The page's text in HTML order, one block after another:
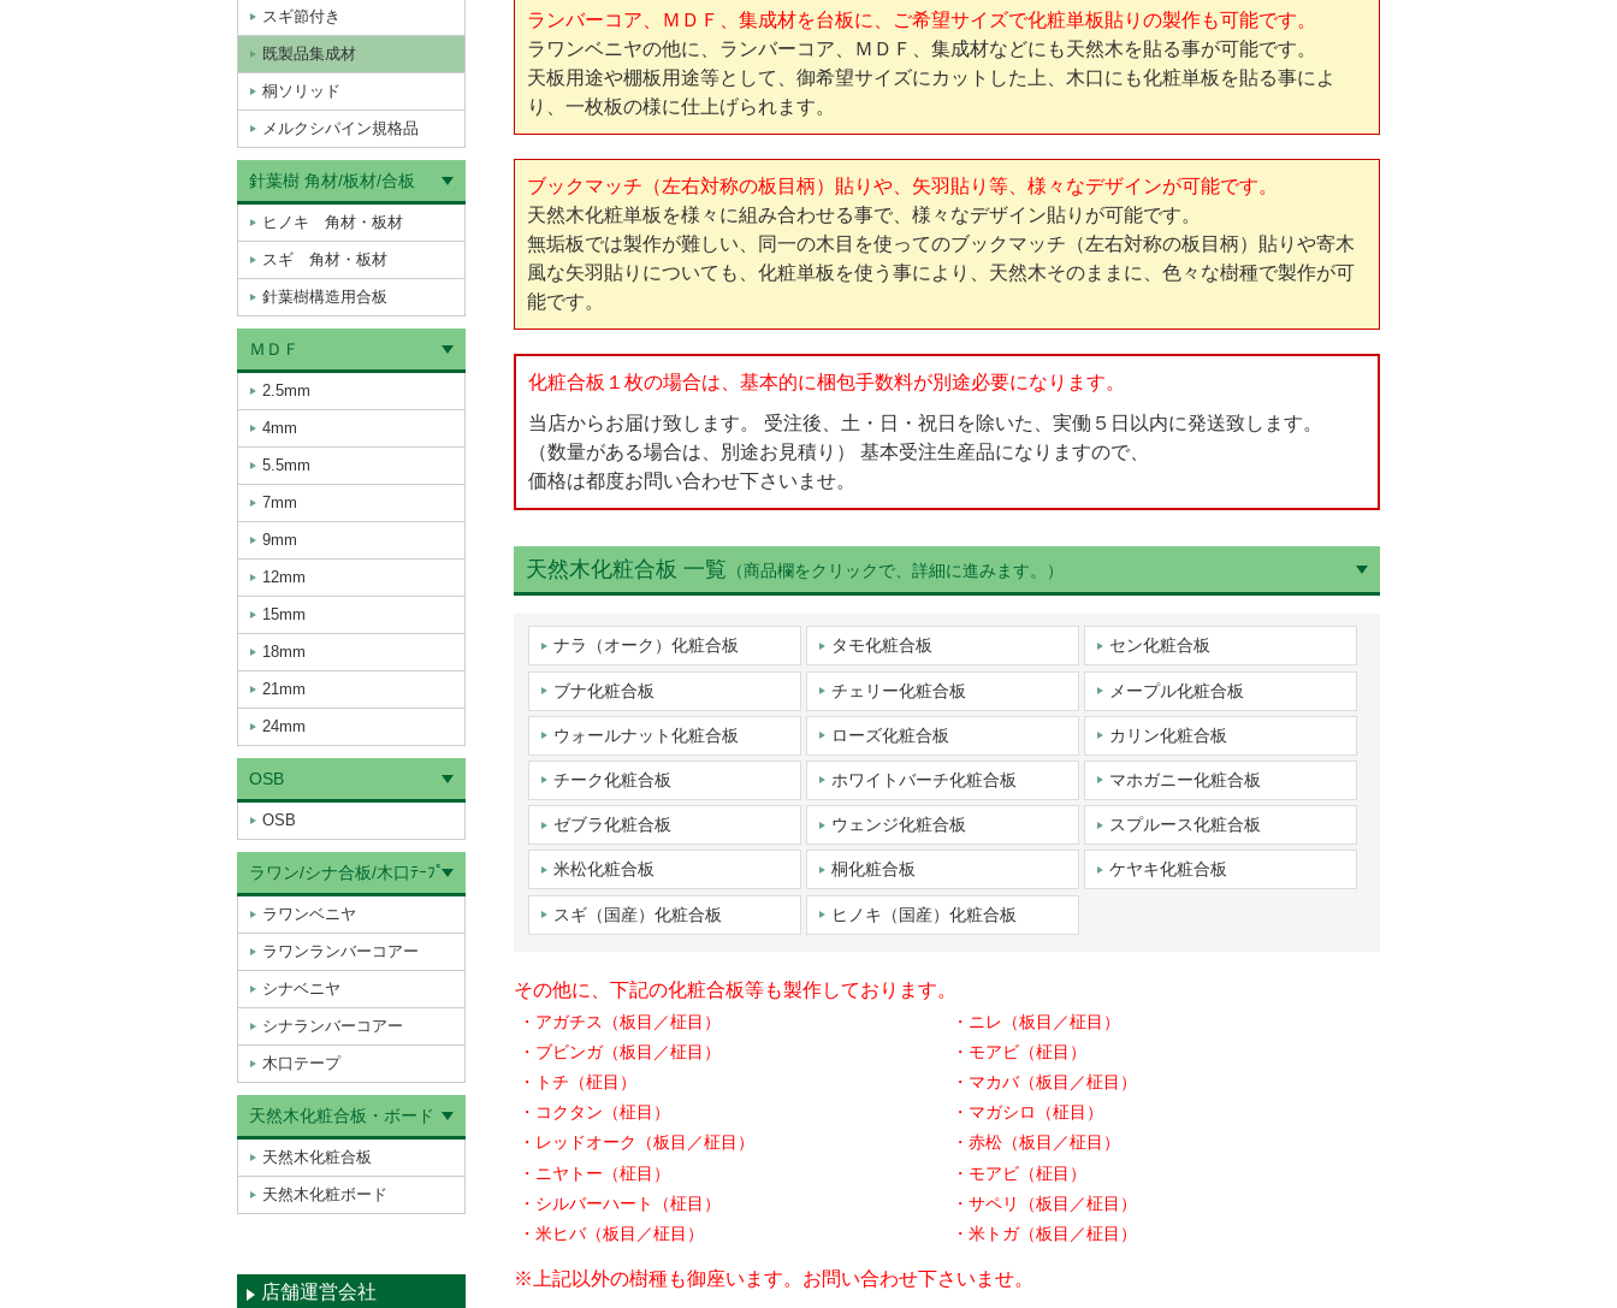
ランバーコア、ＭＤＦ、集成材を台板に、ご希望サイズで化粧単板貼りの製作も可能です。
ラワンベニヤの他に、ランバーコア、ＭＤＦ、集成材などにも天然木を貼る事が可能です。
天板用途や棚板用途等として、御希望サイズにカットした上、木口にも化粧単板を貼る事によ
り、一枚板の様に仕上げられます。
ブックマッチ（左右対称の板目柄）貼りや、矢羽貼り等、様々なデザインが可能です。
天然木化粧単板を様々に組み合わせる事で、様々なデザイン貼りが可能です。
無垢板では製作が難しい、同一の木目を使ってのブックマッチ（左右対称の板目柄）貼りや寄木
風な矢羽貼りについても、化粧単板を使う事により、天然木そのままに、色々な樹種で製作が可
能です。
化粧合板１枚の場合は、基本的に梱包手数料が別途必要になります。
当店からお届け致します。 受注後、土・日・祝日を除いた、実働５日以内に発送致します。
（数量がある場合は、別途お見積り） 基本受注生産品になりますので、
価格は都度お問い合わせ下さいませ。
天然木化粧合板 一覧 （商品欄をクリックで、詳細に進みます。）
ナラ（オーク）化粧合板 タモ化粧合板 セン化粧合板
ブナ化粧合板 チェリー化粧合板 メープル化粧合板
ウォールナット化粧合板 ローズ化粧合板 カリン化粧合板
チーク化粧合板 ホワイトバーチ化粧合板 マホガニー化粧合板
ゼブラ化粧合板 ウェンジ化粧合板 スプルース化粧合板
米松化粧合板 桐化粧合板 ケヤキ化粧合板
スギ（国産）化粧合板 ヒノキ（国産）化粧合板
その他に、下記の化粧合板等も製作しております。
・アガチス（板目／柾目）
・ニレ（板目／柾目）
・ブビンガ（板目／柾目）
・モアビ（柾目）
・トチ（柾目）
・マカバ（板目／柾目）
・コクタン（柾目）
・マガシロ（柾目）
・レッドオーク（板目／柾目）
・赤松（板目／柾目）
・ニヤトー（柾目）
・モアビ（柾目）
・シルバーハート（柾目）
・サペリ（板目／柾目）
・米ヒバ（板目／柾目）
・米トガ（板目／柾目）
※上記以外の樹種も御座います。お問い合わせ下さいませ。
スギ節付き
既製品集成材
桐ソリッド
メルクシパイン規格品
針葉樹 角材/板材/合板
ヒノキ 角材・板材
スギ 角材・板材
針葉樹構造用合板
ＭＤＦ
2.5mm
4mm
5.5mm
7mm
9mm
12mm
15mm
18mm
21mm
24mm
OSB
OSB
ラワン/シナ合板/木口ﾃｰﾌﾟ
ラワンベニヤ
ラワンランバーコアー
シナベニヤ
シナランバーコアー
木口テープ
天然木化粧合板・ボード
天然木化粧合板
天然木化粧ボード
店舗運営会社